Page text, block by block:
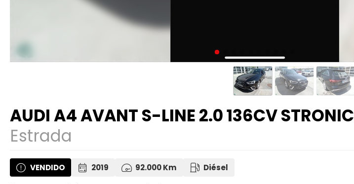
AUDI A4 AVANT S-LINE 2.0 136CV STRONIC
Estrada
VENDIDO 2019 92.000 Km Diésel